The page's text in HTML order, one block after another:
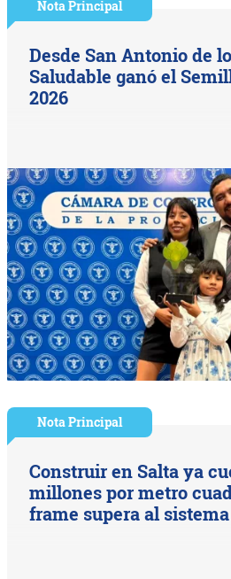
Nota Principal
Desde San Antonio de
Saludable ganó el
2026
Nota Principal
Construir en Salta ya
millones por metro
frame supera al